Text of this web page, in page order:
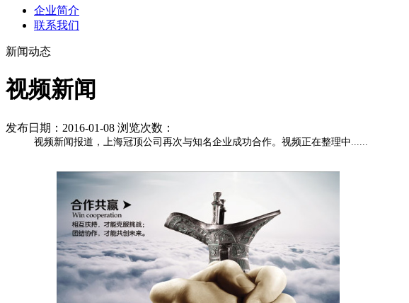
企业简介
联系我们
新闻动态
视频新闻
发布日期：2016-01-08 浏览次数：
视频新闻报道，上海冠顶公司再次与知名企业成功合作。视频正在整理中......